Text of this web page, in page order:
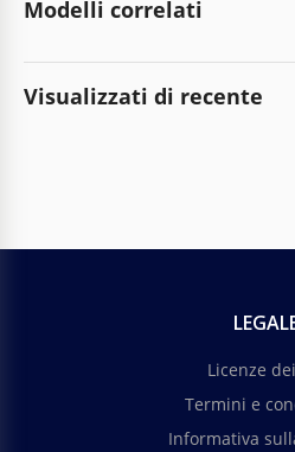
Modelli correlati
Visualizzati di recente
Licenze
Termini e
Informativa